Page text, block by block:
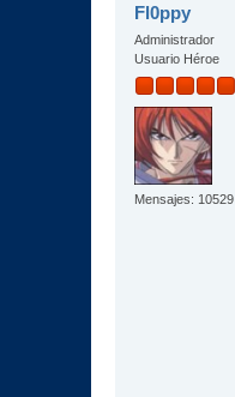
Fl0ppy
Administrador
Usuario Héroe
Mensajes: 10529